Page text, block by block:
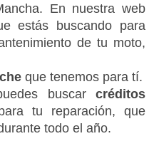
En nuestra web
estás buscando para
de tu moto,
que tenemos para tí.
buscar créditos
tu reparación, que
todo el año.